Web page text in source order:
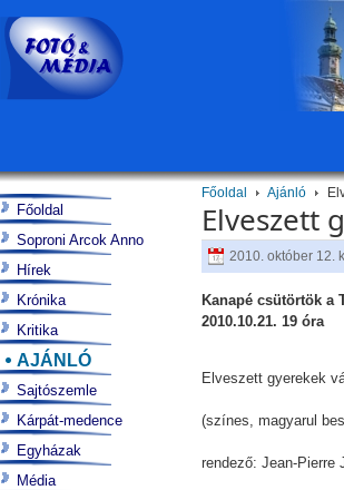
Főoldal Ajánló
Elveszett
2010. október 12.
Kanapé csütörtök a
2010.10.21. 19 óra
Elveszett gyerekek
(színes, magyarul
rendező: Jean-Pierre
Főoldal
Soproni Arcok Anno
Hírek
Krónika
Kritika
AJÁNLÓ
Sajtószemle
Kárpát-medence
Egyházak
Média